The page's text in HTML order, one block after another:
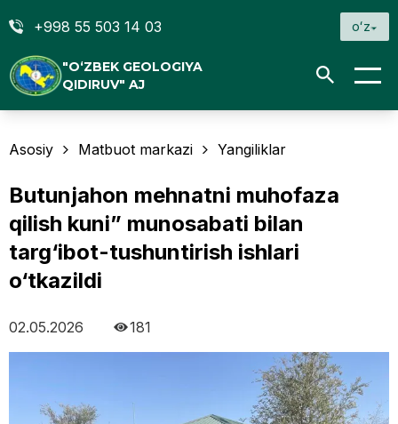
+998 55 503 14 03 oʻz
"O‘ZBEK GEOLOGIYA
QIDIRUV" AJ
Asosiy Matbuot markazi Yangiliklar
Butunjahon mehnatni muhofaza
qilish kuni” munosabati bilan
targ‘ibot-tushuntirish ishlari
o‘tkazildi
02.05.2026 181